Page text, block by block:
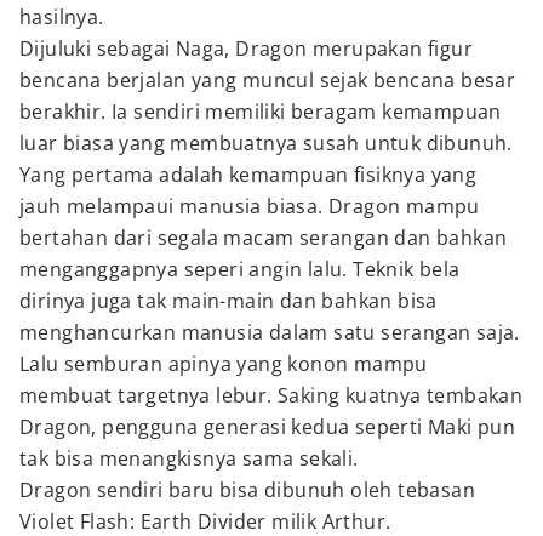
hasilnya.
Dijuluki sebagai Naga, Dragon merupakan figur
bencana berjalan yang muncul sejak bencana besar
berakhir. Ia sendiri memiliki beragam kemampuan
luar biasa yang membuatnya susah untuk dibunuh.
Yang pertama adalah kemampuan fisiknya yang
jauh melampaui manusia biasa. Dragon mampu
bertahan dari segala macam serangan dan bahkan
menganggapnya seperi angin lalu. Teknik bela
dirinya juga tak main-main dan bahkan bisa
menghancurkan manusia dalam satu serangan saja.
Lalu semburan apinya yang konon mampu
membuat targetnya lebur. Saking kuatnya tembakan
Dragon, pengguna generasi kedua seperti Maki pun
tak bisa menangkisnya sama sekali.
Dragon sendiri baru bisa dibunuh oleh tebasan
Violet Flash: Earth Divider milik Arthur.